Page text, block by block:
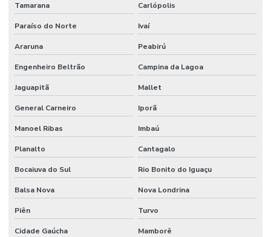
Tamarana Carlópolis
Paraíso do Norte Ivaí
Araruna Peabirú
Engenheiro Beltrão Campina da Lagoa
Jaguapitã Mallet
General Carneiro Iporã
Manoel Ribas Imbaú
Planalto Cantagalo
Bocaiuva do Sul Rio Bonito do Iguaçu
Balsa Nova Nova Londrina
Piên Turvo
Cidade Gaúcha Mamborê